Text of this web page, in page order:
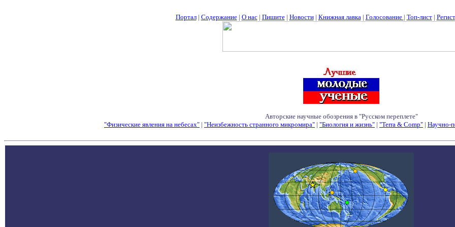
Портал| Содержание| О нас| Пишите| Новости| Книжная лавка| Голосование | Топ-лист|
Авторские научные обозрения в "Русском переплете"
"Физические явления на небесах" | "Неизбежность странного микромира" | "Биология и жизнь" | "Terra & Comp" | Научно-